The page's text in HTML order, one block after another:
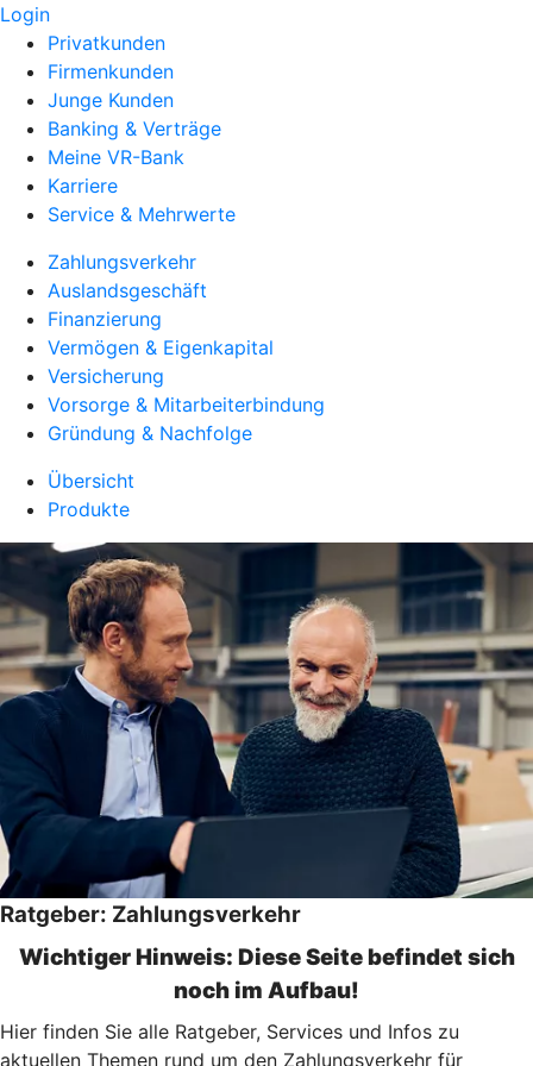
Login
Privatkunden
Firmenkunden
Junge Kunden
Banking & Verträge
Meine VR-Bank
Karriere
Service & Mehrwerte
Zahlungsverkehr
Auslandsgeschäft
Finanzierung
Vermögen & Eigenkapital
Versicherung
Vorsorge & Mitarbeiterbindung
Gründung & Nachfolge
Übersicht
Produkte
Ratgeber: Zahlungsverkehr
Wichtiger Hinweis: Diese Seite befindet sich
noch im Aufbau!
Hier finden Sie alle Ratgeber, Services und Infos zu
aktuellen Themen rund um den Zahlungsverkehr für